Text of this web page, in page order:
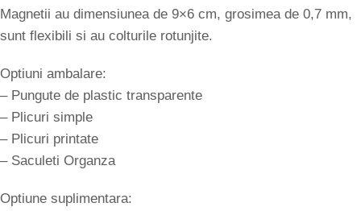
Magnetii au dimensiunea de 9×6 cm, grosimea de 0,7 mm,
sunt flexibili si au colturile rotunjite.
Optiuni ambalare:
– Pungute de plastic transparente
– Plicuri simple
– Plicuri printate
– Saculeti Organza
Optiune suplimentara: